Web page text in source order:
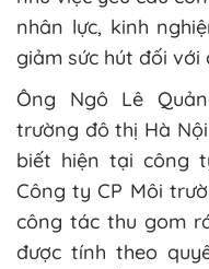
nhân lực, kinh
giảm sức hút đối
Ông Ngô Lê
trường đô thị Hà
biết hiện tại công
Công ty CP Môi
công tác thu gom
được tính theo